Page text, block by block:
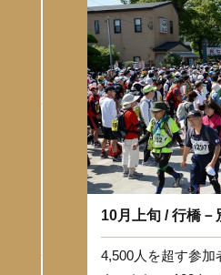
10月上旬 / 行橋
4,500人を超す参加